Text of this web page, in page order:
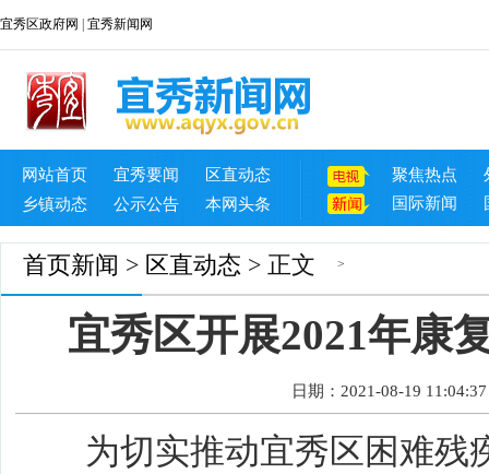
宜秀区政府网 宜秀新闻网
网站首页 宜秀要闻
区直动态
乡镇动态
公示公告 本网头条
聚焦热点
国际新闻
首页 >
新闻 > 区直动态 > 正文
宜秀区开展2021年康
日期：2021-08-19 11:04:37
为切实推动宜秀区困难残